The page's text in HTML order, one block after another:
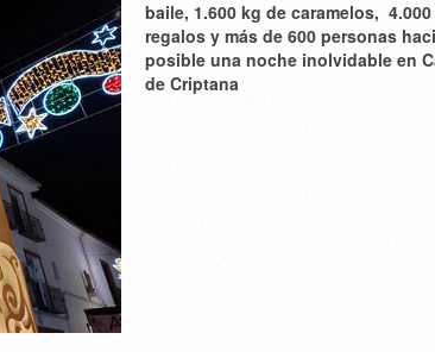
baile, 1.600 kg de caramelos, 4.000
regalos y más de 600 personas
posible una noche inolvidable en
de Criptana